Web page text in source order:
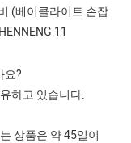
요?
하고 있습니다.
상품은 약 45일이